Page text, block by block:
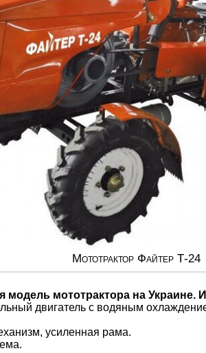
Мототрактор Файтер Т-24
модель мототрактора на Украине.
двигатель с водяным
усиленная рама.